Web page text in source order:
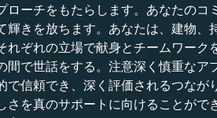
ーチをもたらします。あなたのコ
きを放ちます。あなたは、建物、
ぞれの立場で献身とチームワーク
で世話をする。注意深く慎重なア
信頼でき、深く評価されるつなが
を真のサポートに向けることがで